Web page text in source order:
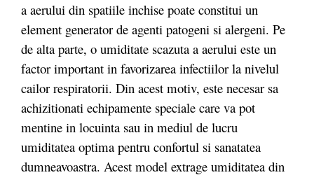
a aerului din spatiile inchise poate constitui un
element generator de agenti patogeni si alergeni. Pe
de alta parte, o umiditate scazuta a aerului este un
factor important in favorizarea infectiilor la nivelul
cailor respiratorii. Din acest motiv, este necesar sa
achizitionati echipamente speciale care va pot
mentine in locuinta sau in mediul de lucru
umiditatea optima pentru confortul si sanatatea
dumneavoastra. Acest model extrage umiditatea din